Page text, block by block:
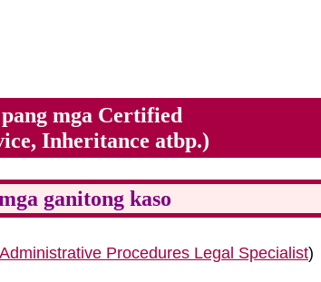
mga Certified
Inheritance atbp.)
ganitong kaso
Procedures Legal Specialist)